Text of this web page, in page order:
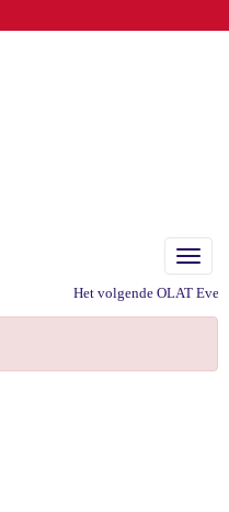
Het volgende OLAT